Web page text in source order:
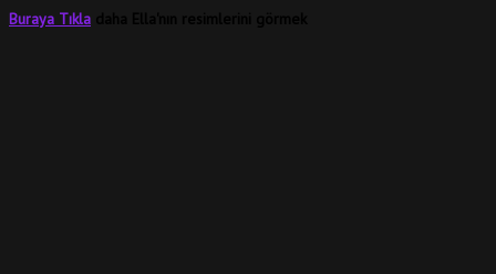
Buraya Tıkla